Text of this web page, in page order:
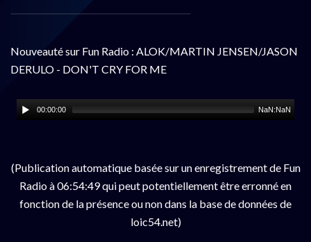
Nouveauté sur Fun Radio : ALOK/MARTIN JENSEN/JASON
DERULO - DON'T CRY FOR ME
00:00:00 NaN:NaN
(Publication automatique basée sur un enregistrement de Fun
Radio à 06:54:49 qui peut potentiellement être erronné en
fonction de la présence ou non dans la base de données de
loic54.net)